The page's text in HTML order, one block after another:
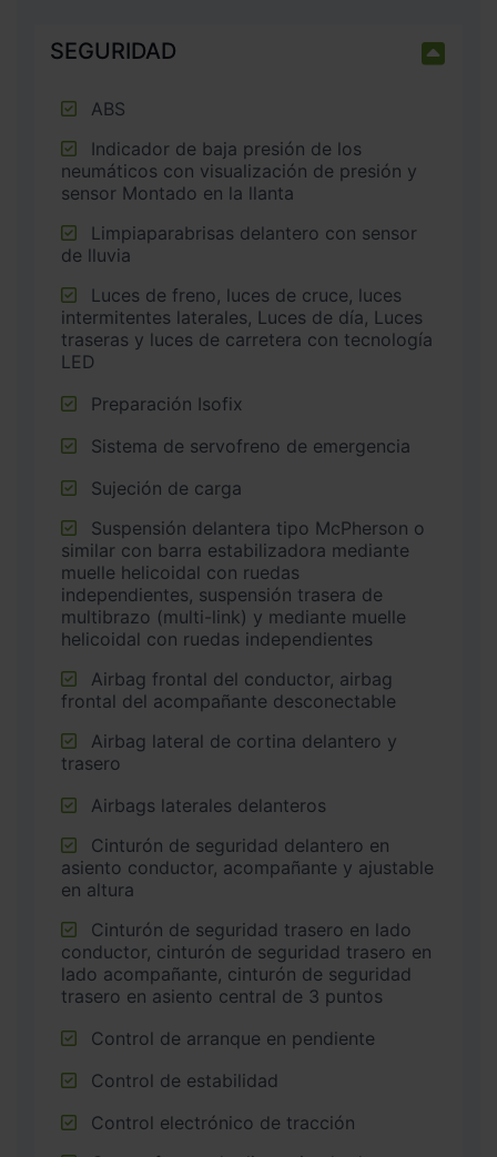
SEGURIDAD
ABS
neumáticos con visualización de presión y
sensor Montado en la llanta
de lluvia
intermitentes laterales, Luces de día, Luces
traseras y luces de carretera con tecnología
LED
Preparación Isofix
Sistema de servofreno de emergencia
Sujeción de carga
similar con barra estabilizadora mediante
muelle helicoidal con ruedas
independientes, suspensión trasera de
multibrazo (multi-link) y mediante muelle
helicoidal con ruedas independientes
frontal del acompañante desconectable
trasero
Airbags laterales delanteros
asiento conductor, acompañante y ajustable
en altura
conductor, cinturón de seguridad trasero en
lado acompañante, cinturón de seguridad
trasero en asiento central de 3 puntos
Control de arranque en pendiente
Control de estabilidad
Control electrónico de tracción